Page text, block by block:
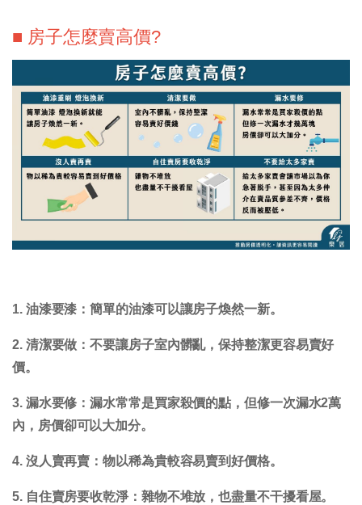
■ 房子怎麼賣高價?
1. 油漆要漆：簡單的油漆可以讓房子煥然一新。
2. 清潔要做：不要讓房子室內髒亂，保持整潔更容易賣好
價。
3. 漏水要修：漏水常常是買家殺價的點，但修一次漏水2萬
內，房價卻可以大加分。
4. 沒人賣再賣：物以稀為貴較容易賣到好價格。
5. 自住賣房要收乾淨： 雜物不堆放，也盡量不干擾看屋。